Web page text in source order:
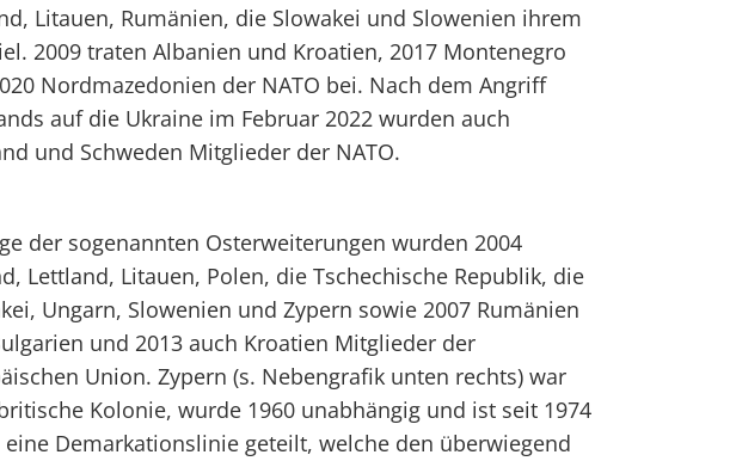
Litauen, Rumänien, die Slowakei und Slowenien ihrem
2009 traten Albanien und Kroatien, 2017 Montenegro
Nordmazedonien der NATO bei. Nach dem Angriff
auf die Ukraine im Februar 2022 wurden auch
und Schweden Mitglieder der NATO.
der sogenannten Osterweiterungen wurden 2004
Lettland, Litauen, Polen, die Tschechische Republik, die
Ungarn, Slowenien und Zypern sowie 2007 Rumänien
und 2013 auch Kroatien Mitglieder der
Union. Zypern (s. Nebengrafik unten rechts) war
Kolonie, wurde 1960 unabhängig und ist seit 1974
eine Demarkationslinie geteilt, welche den überwiegend